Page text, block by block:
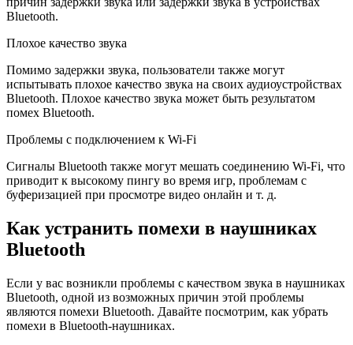
Bluetooth.
Плохое качество звука
Помимо задержки звука, пользователи также могут
испытывать плохое качество звука на своих аудиоустройствах
Bluetooth. Плохое качество звука может быть результатом
помех Bluetooth.
Проблемы с подключением к Wi-Fi
Сигналы Bluetooth также могут мешать соединению Wi-Fi, что
приводит к высокому пингу во время игр, проблемам с
буферизацией при просмотре видео онлайн и т. д.
Как устранить помехи в наушниках
Bluetooth
Если у вас возникли проблемы с качеством звука в наушниках
Bluetooth, одной из возможных причин этой проблемы
являются помехи Bluetooth. Давайте посмотрим, как убрать
помехи в Bluetooth-наушниках.